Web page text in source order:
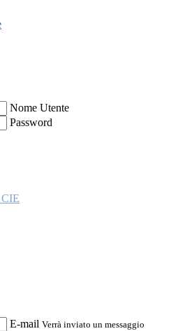
Nome Utente
Password
E-mail Verrà inviato un messaggio